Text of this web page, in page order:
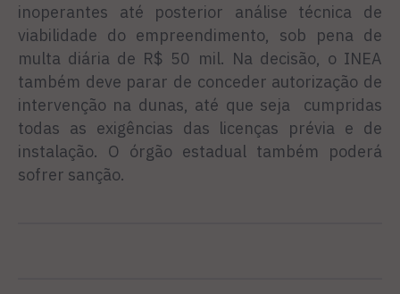
inoperantes até posterior análise técnica de
viabilidade do empreendimento, sob pena de
multa diária de R$ 50 mil. Na decisão, o INEA
também deve parar de conceder autorização de
intervenção na dunas, até que seja cumpridas
todas as exigências das licenças prévia e de
instalação. O órgão estadual também poderá
sofrer sanção.